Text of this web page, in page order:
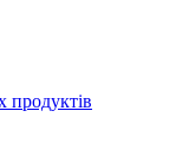
продуктів